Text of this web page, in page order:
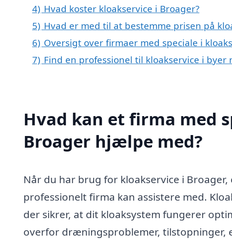
4) Hvad koster kloakservice i Broager?
5) Hvad er med til at bestemme prisen på
6) Oversigt over firmaer med speciale i
7) Find en professionel til kloakservice i
Hvad kan et firma med
Broager hjælpe med?
Når du har brug for kloakservice i
professionelt firma kan assistere med.
der sikrer, at dit kloaksystem fungerer
overfor dræningsproblemer, tilstopninger,